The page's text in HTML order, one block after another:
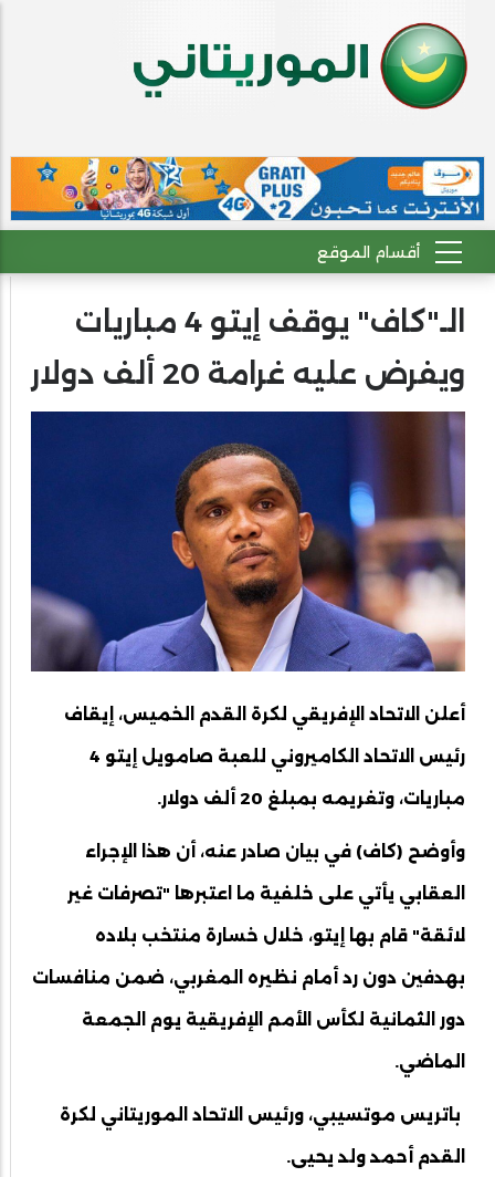
الـ"كاف" يوقف إيتو 4 مباريات
ويفرض عليه غرامة 20 ألف دولار
أعلن الاتحاد الإفريقي لكرة القدم الخميس، إيقاف
رئيس الاتحاد الكاميروني للعبة صامويل إيتو 4
مباريات، وتغريمه بمبلغ 20 ألف دولار.
وأوضح (كاف) في بيان صادر عنه، أن هذا الإجراء
العقابي يأتي على خلفية ما اعتبرها "تصرفات غير
لائقة" قام بها إيتو، خلال خسارة منتخب بلاده
بهدفين دون رد أمام نظيره المغربي، ضمن منافسات
دور الثمانية لكأس الأمم الإفريقية يوم الجمعة
الماضي.
باتريس موتسيبي، ورئيس الاتحاد الموريتاني لكرة
القدم أحمد ولد يحيى.